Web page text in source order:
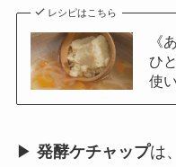
レシピはこちら
《
ひ
使
▶ 発酵ケチャップは